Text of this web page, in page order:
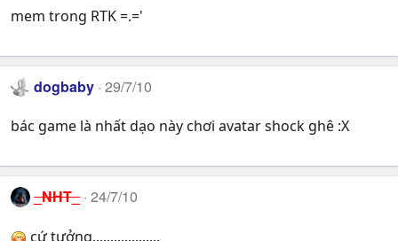
mem trong RTK =.='
dogbaby 29/7/10
bác game là nhất dạo này chơi avatar shock ghê :X
_NHT_ 24/7/10
cứ tưởng...................